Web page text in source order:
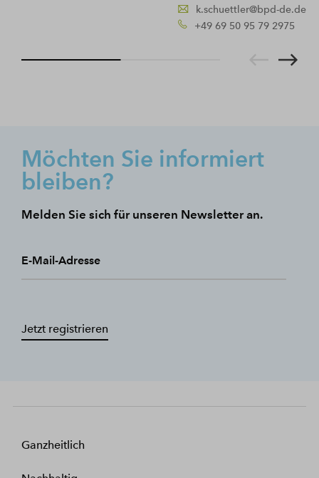
k.schuettler@bpd-de.de
+49 69 50 95 79 2975
Möchten Sie informiert
bleiben?
Melden Sie sich für unseren Newsletter an.
E-Mail-Adresse
Jetzt registrieren
Ganzheitlich